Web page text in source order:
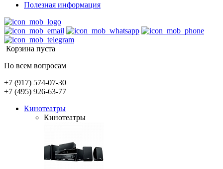
Полезная информация
Корзина пуста
По всем вопросам
+7 (917) 574-07-30
+7 (495) 926-63-77
Кинотеатры
Кинотеатры